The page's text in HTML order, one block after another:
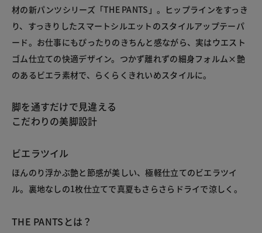
材の新パンツシリーズ「THE PANTS」。ヒップラインをすっき
り、すっきりしたスマートシルエットのスタイルアップテーパ
ード。お仕事にもぴったりのきちんと感ながら、実はウエスト
ゴム仕立ての快適デザイン。つかず離れずの細身フォルム×艶
のあるビエラ素材で、らくらくきれいめスタイルに。
脚を通すだけで見違える
こだわりの美脚設計
ビエラツイル
ほんのり浮かぶ艶と節感が美しい、極軽仕立てのビエラツイ
ル。裏地なしの1枚仕立てで真夏もさらさらドライで涼しく。
THE PANTSとは？